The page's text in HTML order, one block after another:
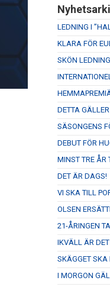
LEDNING I
KLARA FÖR
SKÖN
DETTA
SÄSONGENS
DEBUT FÖR
MINST TRE ÅR
DET ÄR DAGS!
VI SKA TILL
OLSEN
21-ÅRINGEN
IKVÄLL ÄR DET
SKÄGGET SKA
I MORGON